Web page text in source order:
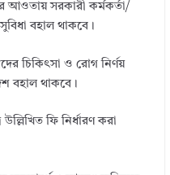
আওতায় সরকারী কর্মকর্তা/
বহাল থাকবে।
চিকিৎসা ও রোগ নির্ণয়
বহাল থাকবে।
ফি নির্ধারণ করা